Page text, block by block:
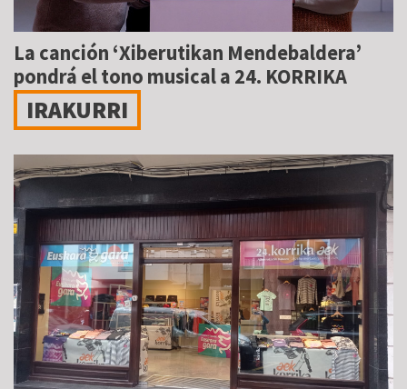
La canción ‘Xiberutikan Mendebaldera’
pondrá el tono musical a 24. KORRIKA
IRAKURRI